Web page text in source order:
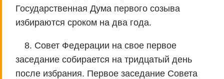
Государственная Дума первого созыва
избираются сроком на два года.
8. Совет Федерации на свое первое
заседание собирается на тридцатый день
после избрания. Первое заседание Совета